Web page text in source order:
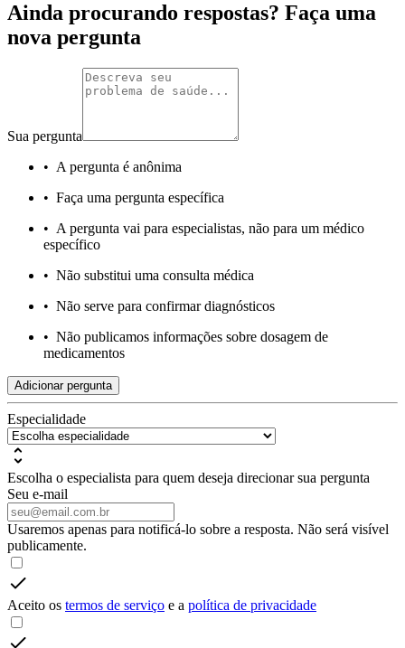
Ainda procurando respostas? Faça uma
nova pergunta
Sua pergunta
• A pergunta é anônima
• Faça uma pergunta específica
• A pergunta vai para especialistas, não para um médico
específico
• Não substitui uma consulta médica
• Não serve para confirmar diagnósticos
• Não publicamos informações sobre dosagem de
medicamentos
Adicionar pergunta
Especialidade
Escolha o especialista para quem deseja direcionar sua pergunta
Seu e-mail
Usaremos apenas para notificá-lo sobre a resposta. Não será visível
publicamente.
Aceito os termos de serviço e a política de privacidade